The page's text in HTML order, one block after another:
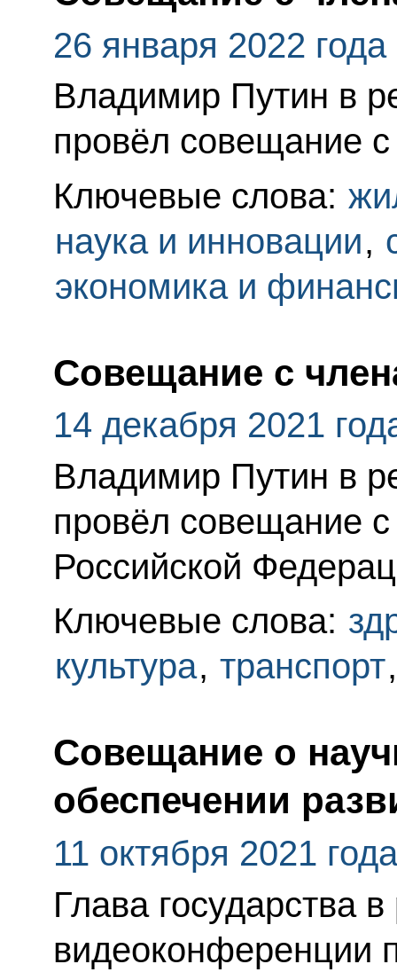
26 января 2022 года
Владимир Путин в
провёл совещание
Ключевые слова:
наука и инновации,
экономика и
Совещание с
14 декабря 2021
Владимир Путин в
провёл совещание
Российской
Ключевые слова:
культура, транспорт
Совещание о
обеспечении
11 октября 2021 года
Глава государства
видеоконференции